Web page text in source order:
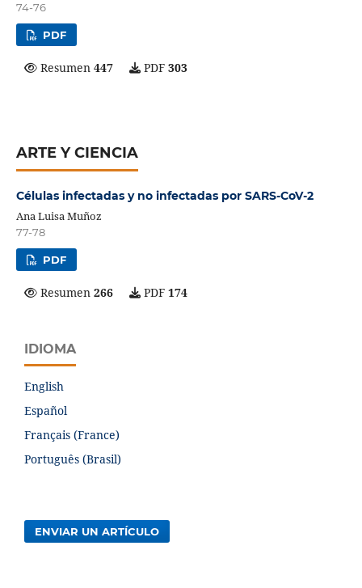
74-76
PDF
Resumen 447 PDF 303
ARTE Y CIENCIA
Células infectadas y no infectadas por SARS-CoV-2
Ana Luisa Muñoz
77-78
PDF
Resumen 266 PDF 174
IDIOMA
English
Español
Français (France)
Português (Brasil)
ENVIAR UN ARTÍCULO